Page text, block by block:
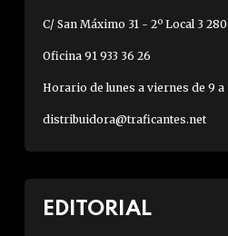
C/ San Máximo 31 - 2º Local 3
Oficina 91 933 36 26
Horario de lunes a viernes de 9 a
distribuidora@traficantes.net
EDITORIAL